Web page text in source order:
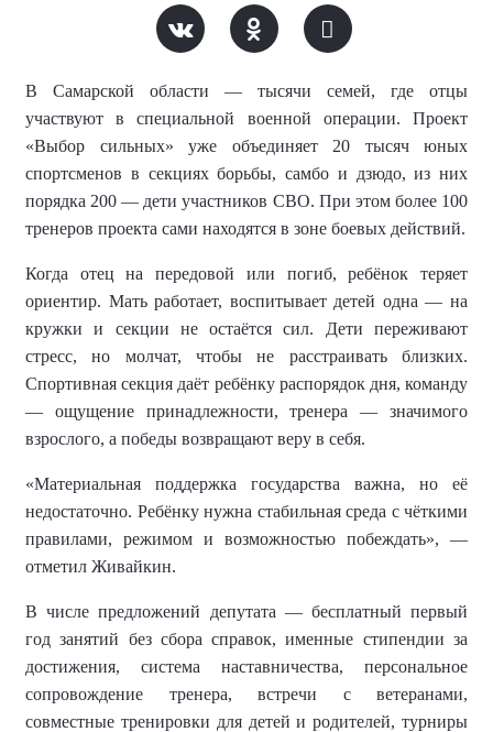
В Самарской области — тысячи семей, где отцы
участвуют в специальной военной операции. Проект
«Выбор сильных» уже объединяет 20 тысяч юных
спортсменов в секциях борьбы, самбо и дзюдо, из них
порядка 200 — дети участников СВО. При этом более 100
тренеров проекта сами находятся в зоне боевых действий.
Когда отец на передовой или погиб, ребёнок теряет
ориентир. Мать работает, воспитывает детей одна — на
кружки и секции не остаётся сил. Дети переживают
стресс, но молчат, чтобы не расстраивать близких.
Спортивная секция даёт ребёнку распорядок дня, команду
— ощущение принадлежности, тренера — значимого
взрослого, а победы возвращают веру в себя.
«Материальная поддержка государства важна, но её
недостаточно. Ребёнку нужна стабильная среда с чёткими
правилами, режимом и возможностью побеждать», —
отметил Живайкин.
В числе предложений депутата — бесплатный первый
год занятий без сбора справок, именные стипендии за
достижения, система наставничества, персональное
сопровождение тренера, встречи с ветеранами,
совместные тренировки для детей и родителей, турниры